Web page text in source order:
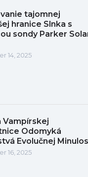
tajomnej
hranice Slnka s
sondy Parker
14, 2025
Vampírskej
Odomyká
Evolučnej
16, 2025